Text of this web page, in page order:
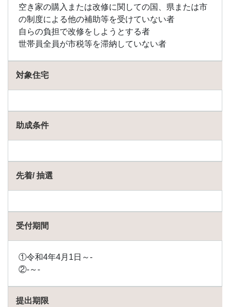
空き家の購入または改修に関しての国、県または市
の制度による他の補助等を受けていない者
自らの負担で改修をしようとする者
世帯員全員が市税等を滞納していない者
対象住宅
助成条件
先着/ 抽選
受付期間
①令和4年4月1日～-
②-～-
提出期限